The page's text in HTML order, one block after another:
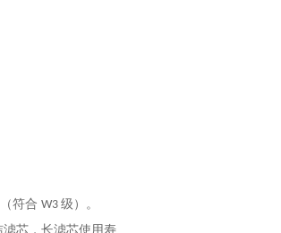
符合 W3 级）。
芯，长滤芯使用寿